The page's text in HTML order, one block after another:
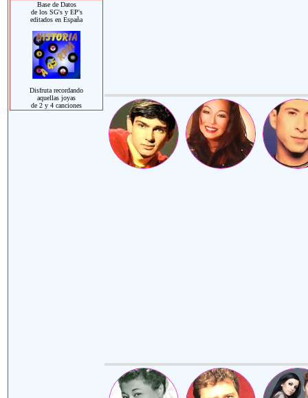
Base de Datos
de los SG's y EP's
editados en España
Disfruta recordando
aquellas joyas
de 2 y 4 canciones